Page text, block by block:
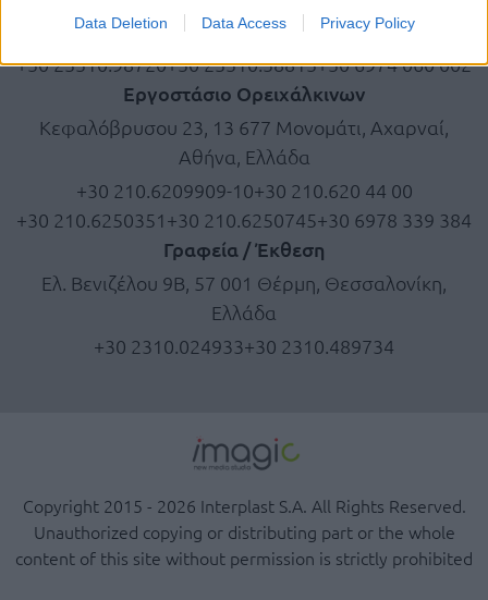
Data Deletion Data Access Privacy Policy
+30 25310.38811-2+30 25310.38700
+30 25310.98720+30 25310.38813+30 6974 060 002
Εργοστάσιο Ορειχάλκινων
Κεφαλόβρυσου 23, 13 677 Μονομάτι, Αχαρναί,
Αθήνα, Ελλάδα
+30 210.6209909-10+30 210.620 44 00
+30 210.6250351 +30 210.6250745+30 6978 339 384
Γραφεία / Έκθεση
Ελ. Βενιζέλου 9Β, 57 001 Θέρμη, Θεσσαλονίκη,
Ελλάδα
+30 2310.024933+30 2310.489734
Copyright 2015 - 2026 Interplast S.A. All Rights Reserved.
Unauthorized copying or distributing part or the whole
content of this site without permission is strictly prohibited